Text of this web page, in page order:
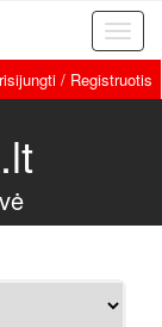
/ Registruotis